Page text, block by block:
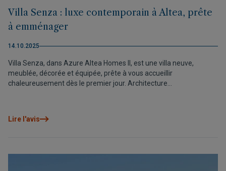
Villa Senza : luxe contemporain à Altea, prête
à emménager
14.10.2025
Villa Senza, dans Azure Altea Homes II, est une villa neuve,
meublée, décorée et équipée, prête à vous accueillir
chaleureusement dès le premier jour. Architecture
Lire l'avis